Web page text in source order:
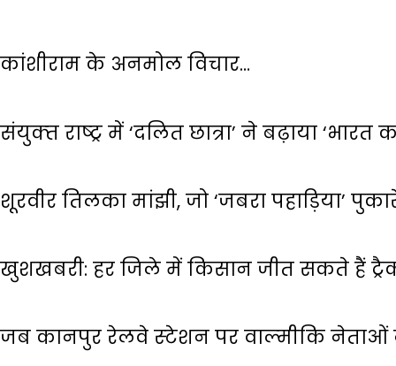
कांशीराम के अनमोल विचार…
संयुक्‍त राष्‍ट्र में ‘दलित छात्रा’ ने बढ़ाया ‘भारत
शूरवीर तिलका मांझी, जो ‘जबरा पहाड़िया’
खुशखबरी: हर जिले में किसान जीत सकते हैं
जब कानपुर रेलवे स्‍टेशन पर वाल्‍मीकि नेताओं ने